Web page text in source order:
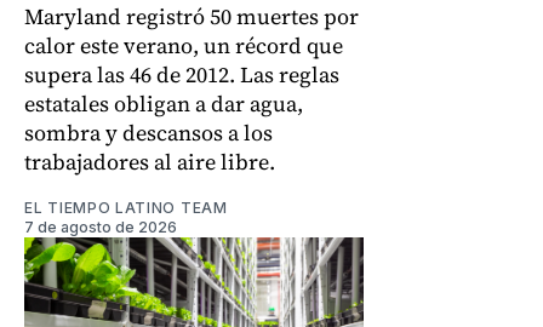
Maryland registró 50 muertes por
calor este verano, un récord que
supera las 46 de 2012. Las reglas
estatales obligan a dar agua,
sombra y descansos a los
trabajadores al aire libre.
EL TIEMPO LATINO TEAM
7 de agosto de 2026